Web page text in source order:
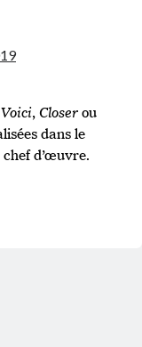
Voici,Closerou
dans le
d’œuvre.